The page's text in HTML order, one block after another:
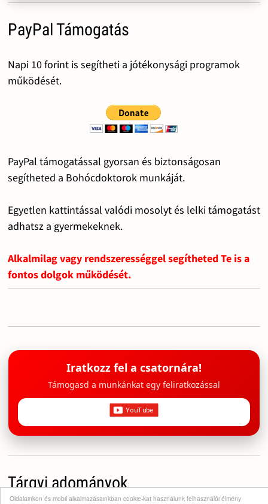
Oldalainkon és mobil alkalmazásainkban cookie-kat használunk felhasználói élmény
PayPal Támogatás
Napi 10 forint is segítheti a jótékonysági programok
működését.
PayPal támogatással gyorsan és biztonságosan
segítheted a Bohócdoktorok munkáját.
Egyetlen kattintással valódi mosolyt és lelki támogatást
adhatsz a gyermekeknek.
Alkalmilag vagy rendszerességgel segítheted Te is a
fontos dolgok működését.
Iratkozz fel a csatornára!
Támogasd a munkánkat egy feliratkozással
Tárgyi adományok